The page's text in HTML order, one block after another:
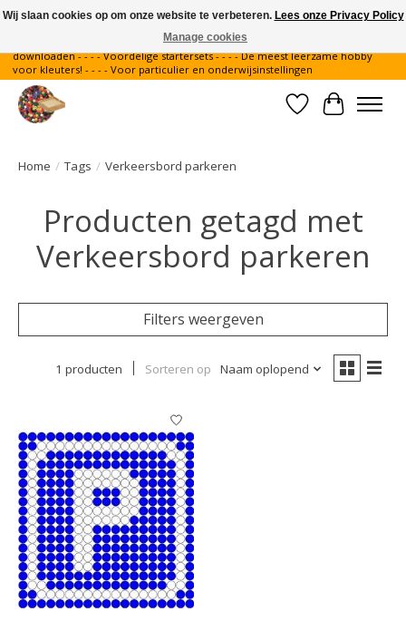
Gratis verzending binnen Nederland - - - - Legvoorbeelden gratis te
downloaden - - - - Voordelige startersets - - - - De meest leerzame hobby
voor kleuters! - - - - Voor particulier en onderwijsinstellingen
Verlanglijst
Home / Tags / Verkeersbord parkeren
Producten getagd met
Verkeersbord parkeren
Filters weergeven
1 producten Sorteren op Naam oplopend
Wij slaan cookies op om onze website te verbeteren. Lees onze Privacy Policy
Manage cookies